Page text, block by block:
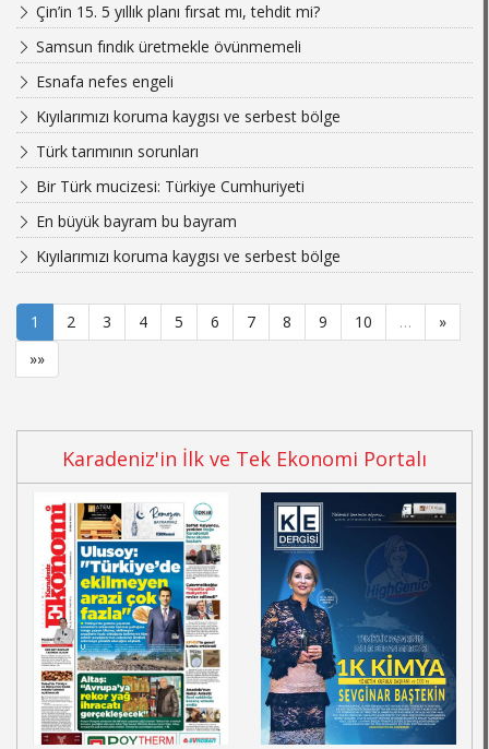
Çin’in 15. 5 yıllık planı fırsat mı, tehdit mi?
Samsun fındık üretmekle övünmemeli
Esnafa nefes engeli
Kıyılarımızı koruma kaygısı ve serbest bölge
Türk tarımının sorunları
Bir Türk mucizesi: Türkiye Cumhuriyeti
En büyük bayram bu bayram
Kıyılarımızı koruma kaygısı ve serbest bölge
1 2 3 4 5 6 7 8 9 10 …
»
»»
Karadeniz'in İlk ve Tek Ekonomi Portalı